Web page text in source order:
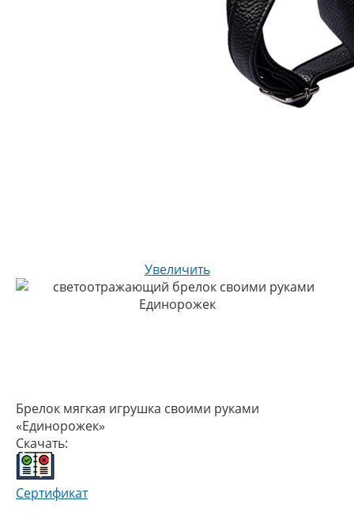
Увеличить
Брелок мягкая игрушка своими руками
«Единорожек»
Скачать:
Сертификат